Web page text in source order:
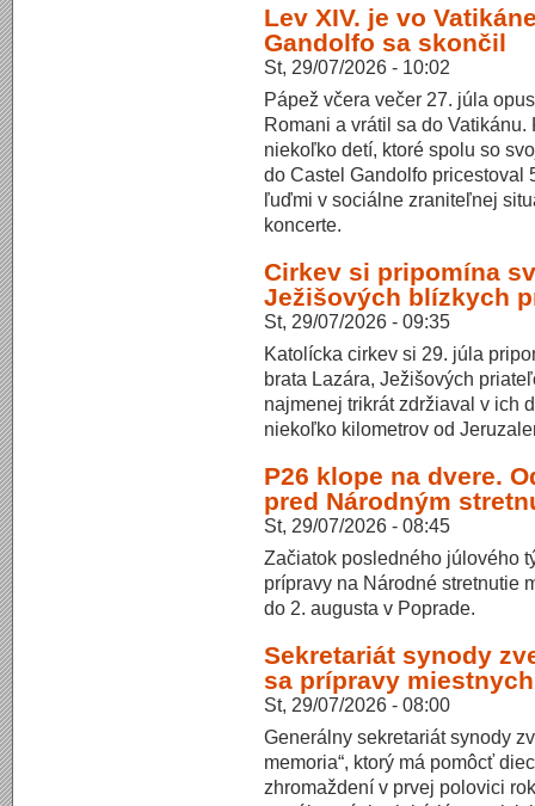
Lev XIV. je vo
Gandolfo sa skončil
St, 29/07/2026 - 10:02
Pápež včera večer 27. júla
Romani a vrátil sa do
niekoľko detí, ktoré spolu so
do Castel Gandolfo pricestoval
ľuďmi v sociálne zraniteľnej
koncerte.
Cirkev si pripomína
Ježišových blízkych
St, 29/07/2026 - 09:35
Katolícka cirkev si 29. júla
brata Lazára, Ježišových
najmenej trikrát zdržiaval v ich
niekoľko kilometrov od
P26 klope na dvere.
pred Národným
St, 29/07/2026 - 08:45
Začiatok posledného júlového
prípravy na Národné stretnutie
do 2. augusta v Poprade.
Sekretariát synody
sa prípravy
St, 29/07/2026 - 08:00
Generálny sekretariát synody
memoria“, ktorý má pomôcť
zhromaždení v prvej polovici